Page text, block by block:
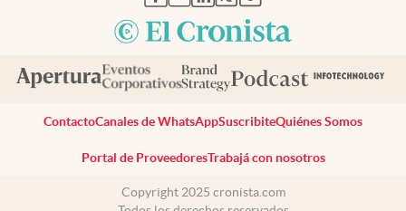
ContactoCanales de WhatsAppSuscribiteQuiénes Somos
Portal de ProveedoresTrabajá con nosotros
Copyright 2025 cronista.com